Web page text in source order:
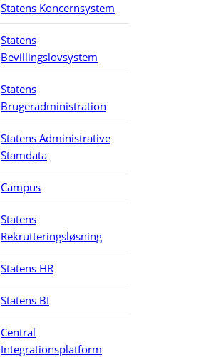
Statens Koncernsystem
Statens
Bevillingslovsystem
Statens
Brugeradministration
Statens Administrative
Stamdata
Campus
Statens
Rekrutteringsløsning
Statens HR
Statens BI
Central
Integrationsplatform